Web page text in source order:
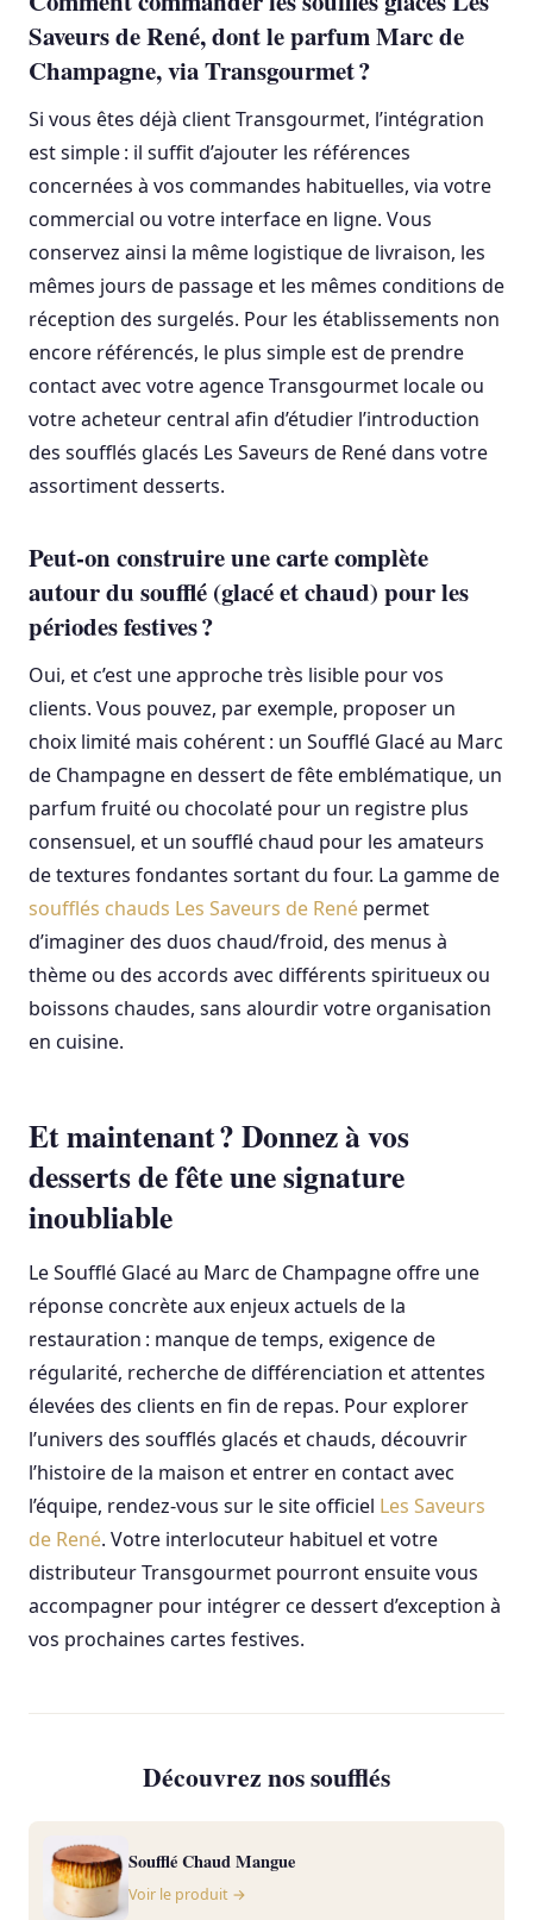
Saveurs de René, dont le parfum Marc de
Champagne, via Transgourmet ?
Si vous êtes déjà client Transgourmet, l’intégration
est simple : il suffit d’ajouter les références
concernées à vos commandes habituelles, via votre
commercial ou votre interface en ligne. Vous
conservez ainsi la même logistique de livraison, les
mêmes jours de passage et les mêmes conditions de
réception des surgelés. Pour les établissements non
encore référencés, le plus simple est de prendre
contact avec votre agence Transgourmet locale ou
votre acheteur central afin d’étudier l’introduction
des soufflés glacés Les Saveurs de René dans votre
assortiment desserts.
Peut‑on construire une carte complète
autour du soufflé (glacé et chaud) pour les
périodes festives ?
Oui, et c’est une approche très lisible pour vos
clients. Vous pouvez, par exemple, proposer un
choix limité mais cohérent : un Soufflé Glacé au Marc
de Champagne en dessert de fête emblématique, un
parfum fruité ou chocolaté pour un registre plus
consensuel, et un soufflé chaud pour les amateurs
de textures fondantes sortant du four. La gamme de
soufflés chauds Les Saveurs de René permet
d’imaginer des duos chaud/froid, des menus à
thème ou des accords avec différents spiritueux ou
boissons chaudes, sans alourdir votre organisation
en cuisine.
Et maintenant ? Donnez à vos
desserts de fête une signature
inoubliable
Le Soufflé Glacé au Marc de Champagne offre une
réponse concrète aux enjeux actuels de la
restauration : manque de temps, exigence de
régularité, recherche de différenciation et attentes
élevées des clients en fin de repas. Pour explorer
l’univers des soufflés glacés et chauds, découvrir
l’histoire de la maison et entrer en contact avec
l’équipe, rendez‑vous sur le site officiel Les Saveurs
de René. Votre interlocuteur habituel et votre
distributeur Transgourmet pourront ensuite vous
accompagner pour intégrer ce dessert d’exception à
vos prochaines cartes festives.
Découvrez nos soufflés
Soufflé Chaud Mangue
Voir le produit →